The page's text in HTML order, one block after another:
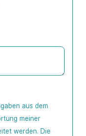
aus dem
meiner
werden. Die